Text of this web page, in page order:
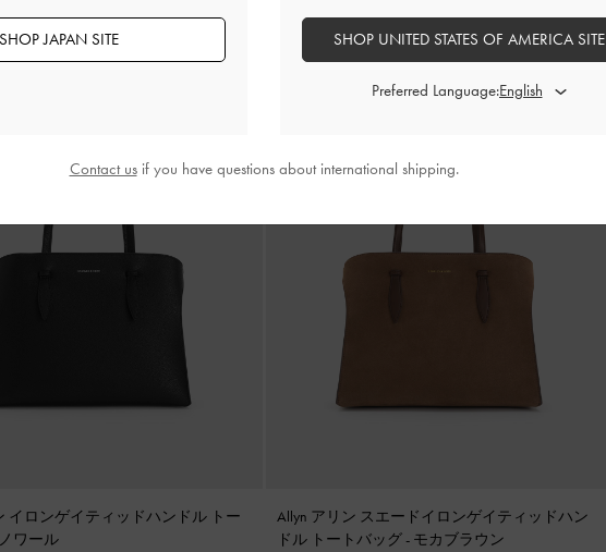
イロンゲイティッドハンドル トー
ノワール
Allyn アリン スエードイロンゲイティッドハン
ドル トートバッグ - モカブラウン
SHOP JAPAN SITE SHOP UNITED STATES OF AMERICA SITE
Preferred Language:
Contact usif you have questions about international shipping.